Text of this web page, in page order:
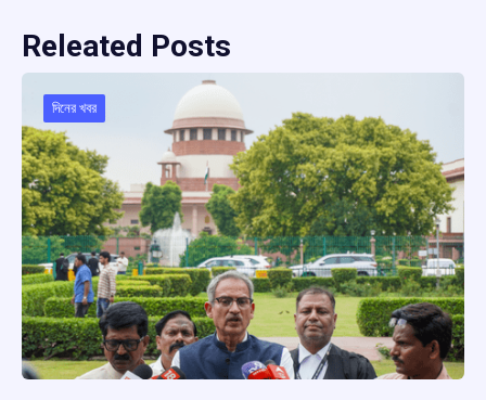
Releated Posts
দিনের খবর